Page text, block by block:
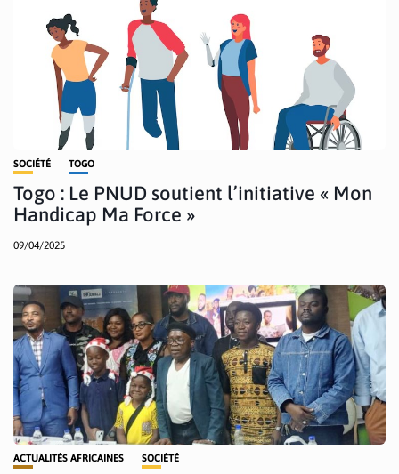
SOCIÉTÉ TOGO
Togo : Le PNUD soutient l’initiative « Mon
Handicap Ma Force »
09/04/2025
ACTUALITÉS AFRICAINES SOCIÉTÉ